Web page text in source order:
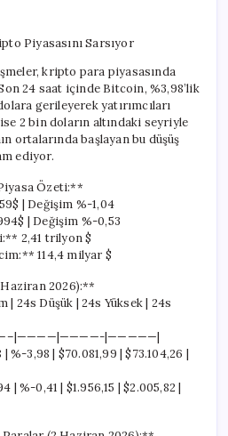
için
kripto para piyasasında
24 saat içinde Bitcoin, %3,98’lik
gerileyerek yatırımcıları
2 bin doların altındaki seyriyle
ortalarında başlayan bu düşüş
ediyor.
Özeti:**
| Değişim %-1,04
| Değişim %-0,53
2,41 trilyon $
114,4 milyar $
2026):**
| 24s Düşük | 24s Yüksek | 24s
|—————|
%-3,98 | $70.081,99 | $73.104,26 |
| %-0,41 | $1.956,15 | $2.005,82 |